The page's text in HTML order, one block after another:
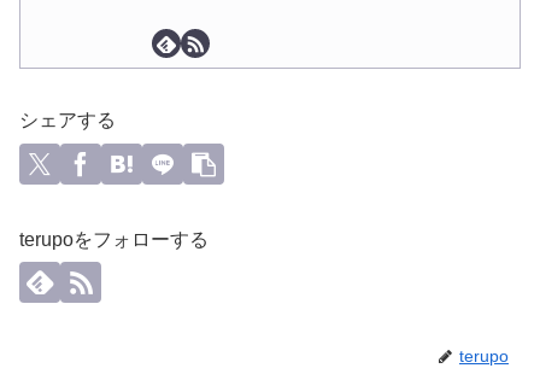
シェアする
terupoをフォローする
terupo